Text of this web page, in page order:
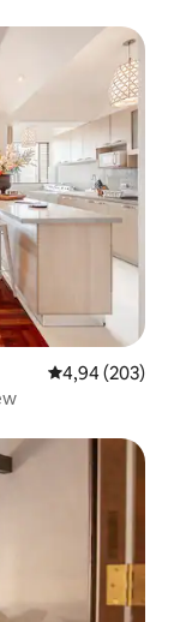
Povprečna
4,94 (203)
gostov«